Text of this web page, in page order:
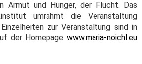
Armut und Hunger, der Flucht. Das
umrahmt die Veranstaltung
zur Veranstaltung sind in
der Homepage www.maria-noichl.eu